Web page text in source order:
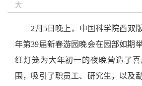
大
2月5日晚上，中国科学院西双版
年第39届新春游园晚会在园部如期
红灯笼为大年初一的夜晚营造了
围，吸引了职员工、研究生，以及